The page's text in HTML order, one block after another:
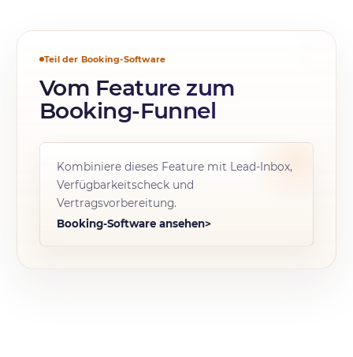
Teil der Booking-Software
Vom Feature zum
Booking-Funnel
Kombiniere dieses Feature mit Lead-Inbox,
Verfügbarkeitscheck und
Vertragsvorbereitung.
Booking-Software ansehen>